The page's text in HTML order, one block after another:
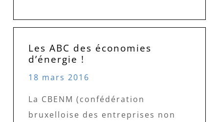
Les ABC des économies
d’énergie !
18 mars 2016
La CBENM (confédération
bruxelloise des entreprises non